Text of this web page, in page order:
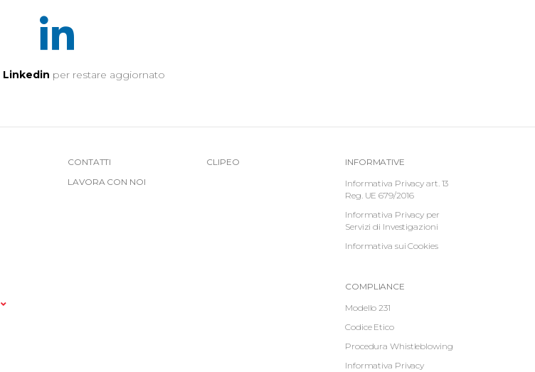
Linkedin per restare aggiornato
More
Link
CONTATTI
LAVORA CON NOI
Top
CLIPEO Informative
Footer
INFORMATIVE
Informativa Privacy art. 13
Reg. UE 679/2016
Informativa Privacy per
Servizi di Investigazioni
Informativa sui Cookies
Informative
Footer
2
COMPLIANCE
Modello 231
Codice Etico
Procedura Whistleblowing
Informativa Privacy